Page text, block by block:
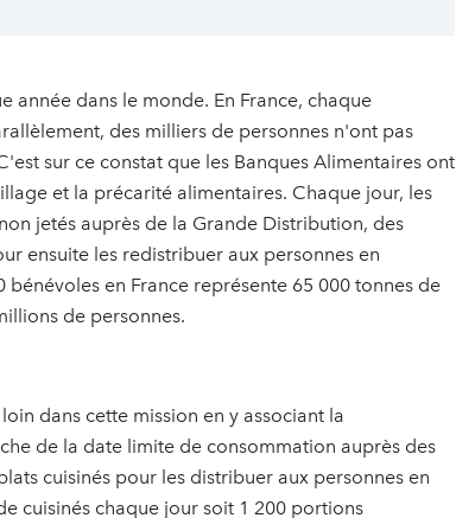
année dans le monde. En France, chaque
des milliers de personnes n'ont pas
sur ce constat que les Banques Alimentaires ont
et la précarité alimentaires. Chaque jour, les
jetés auprès de la Grande Distribution, des
ensuite les redistribuer aux personnes en
en France représente 65 000 tonnes de
de personnes.
dans cette mission en y associant la
de la date limite de consommation auprès des
cuisinés pour les distribuer aux personnes en
cuisinés chaque jour soit 1 200 portions